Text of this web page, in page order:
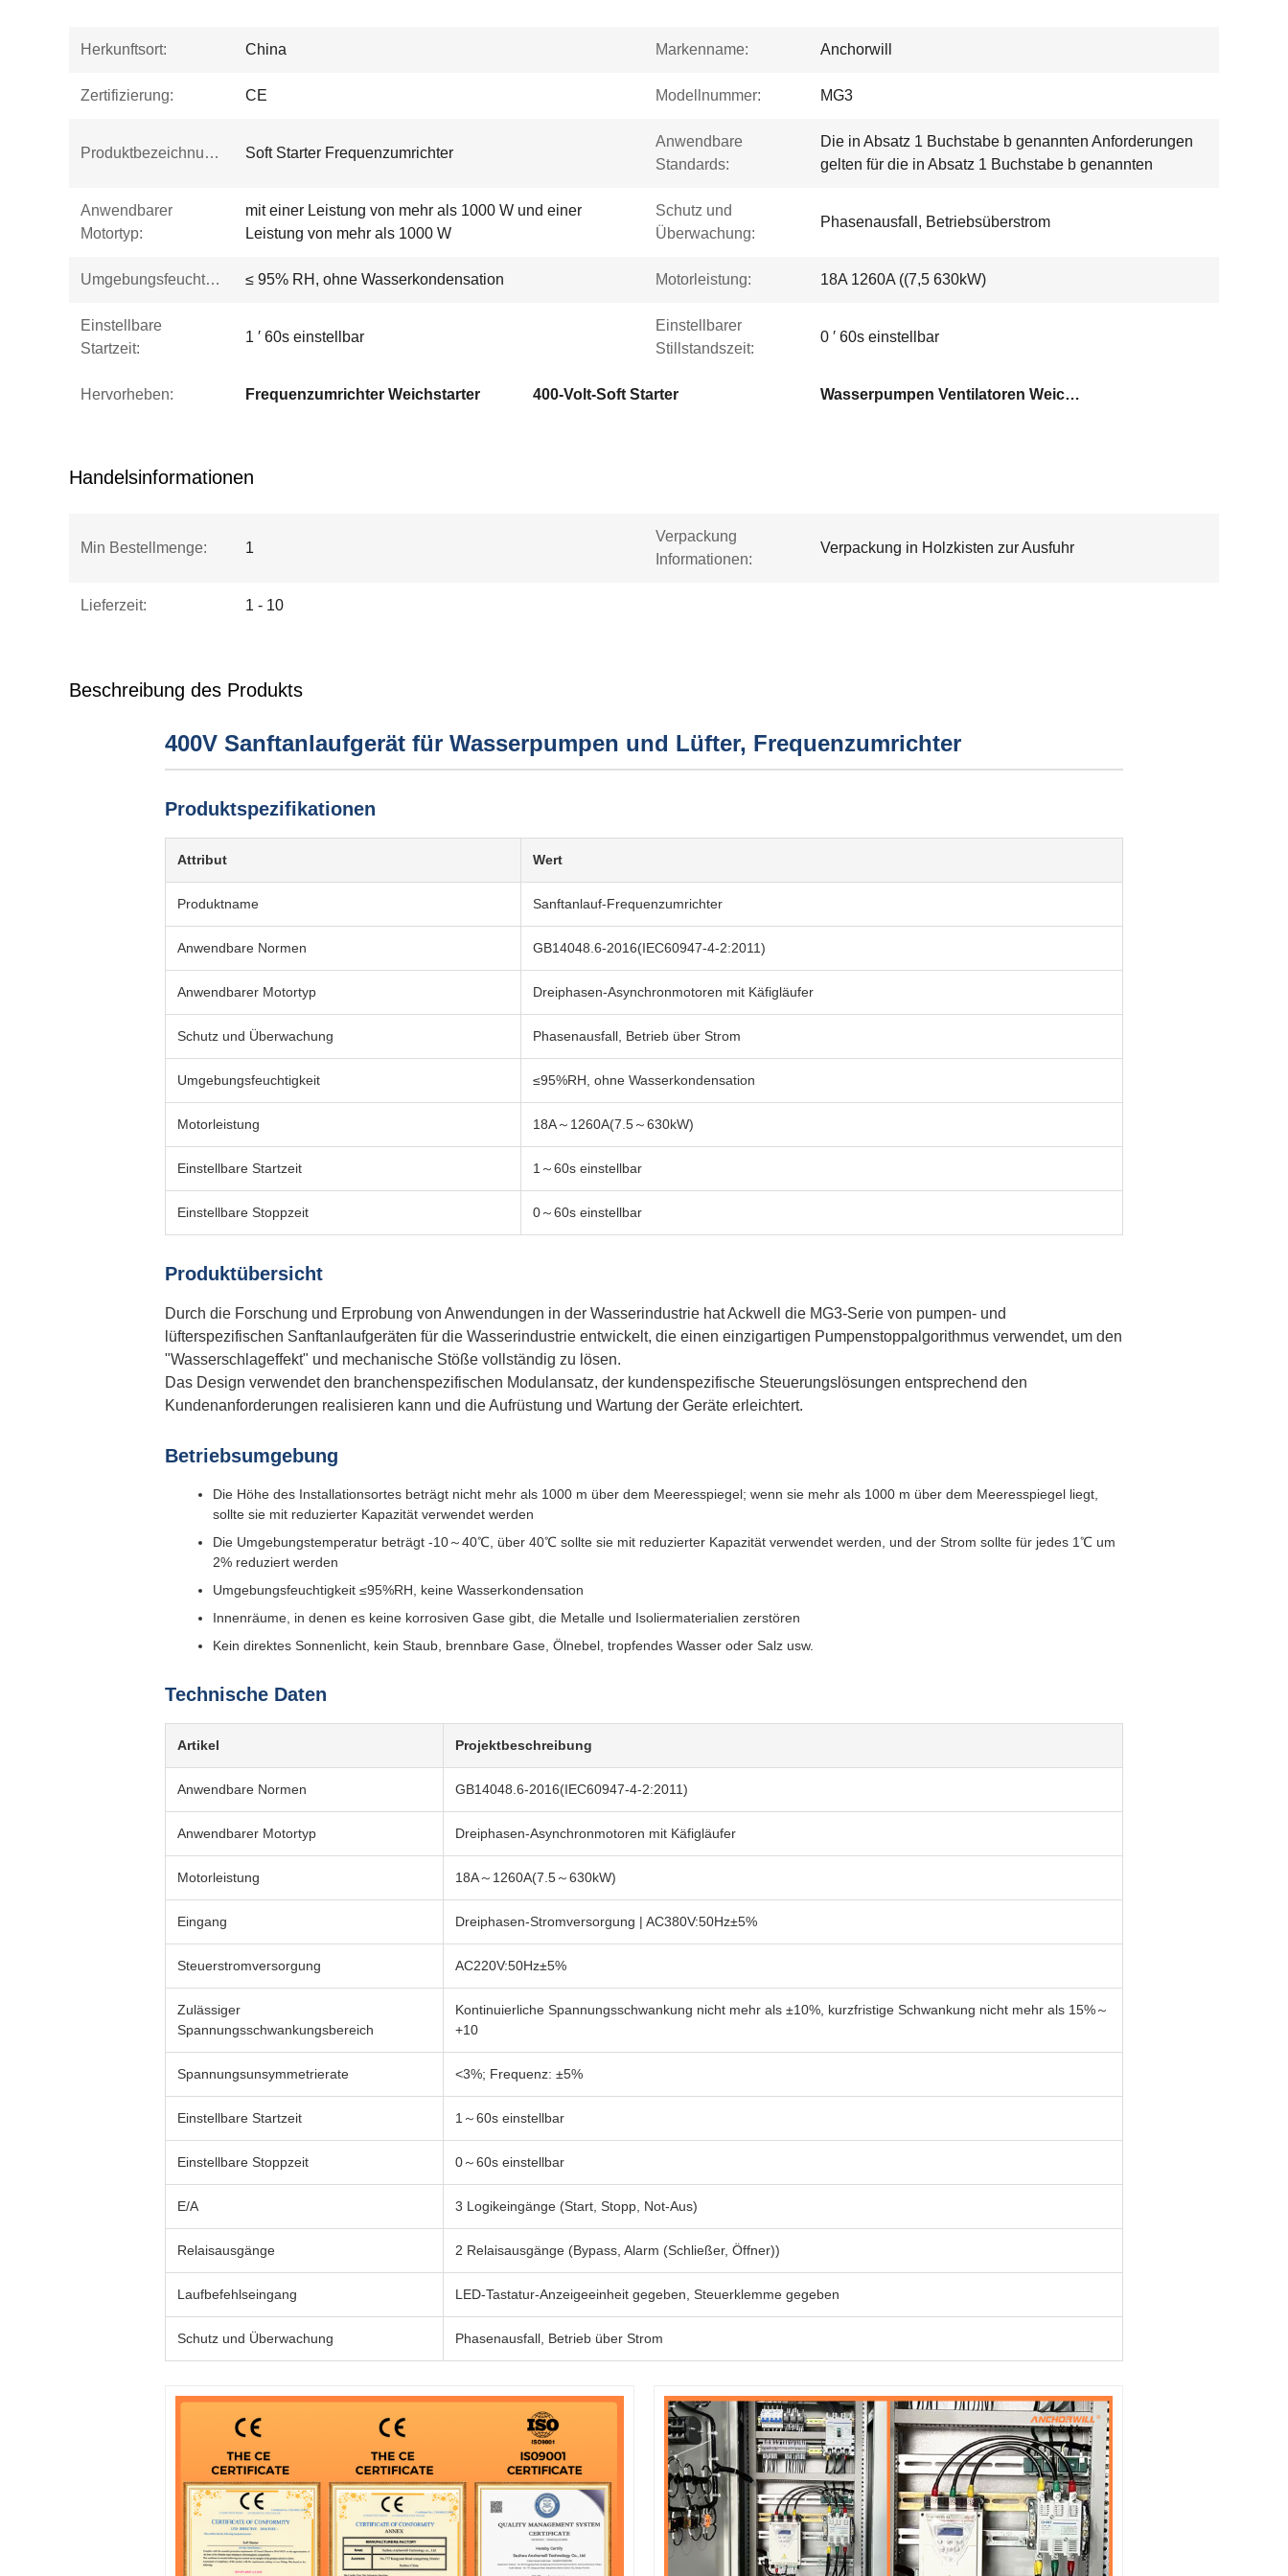
Herkunftsort: China Markenname: Anchorwill
Zertifizierung: CE Modellnummer: MG3
Produktbezeichnung: Soft Starter Frequenzumrichter
Anwendbare
Standards:
Die in Absatz 1 Buchstabe b genannten Anforderungen
gelten für die in Absatz 1 Buchstabe b genannten
Anwendbarer
Motortyp:
mit einer Leistung von mehr als 1000 W und einer
Leistung von mehr als 1000 W
Schutz und
Überwachung:
Phasenausfall, Betriebsüberstrom
Umgebungsfeuchtigkeit: ≤ 95% RH, ohne Wasserkondensation Motorleistung: 18A 1260A ((7,5 630kW)
Einstellbare
Startzeit:
1 ′ 60s einstellbar
Einstellbarer
Stillstandszeit:
0 ′ 60s einstellbar
Hervorheben: Frequenzumrichter Weichstarter 400-Volt-Soft Starter Wasserpumpen Ventilatoren Weichstarter
Handelsinformationen
Min Bestellmenge: 1
Verpackung
Informationen:
Verpackung in Holzkisten zur Ausfuhr
Lieferzeit: 1 - 10
Beschreibung des Produkts
400V Sanftanlaufgerät für Wasserpumpen und Lüfter, Frequenzumrichter
Produktspezifikationen
Attribut Wert
Produktname Sanftanlauf-Frequenzumrichter
Anwendbare Normen GB14048.6-2016(IEC60947-4-2:2011)
Anwendbarer Motortyp Dreiphasen-Asynchronmotoren mit Käfigläufer
Schutz und Überwachung Phasenausfall, Betrieb über Strom
Umgebungsfeuchtigkeit ≤95%RH, ohne Wasserkondensation
Motorleistung 18A～1260A(7.5～630kW)
Einstellbare Startzeit 1～60s einstellbar
Einstellbare Stoppzeit 0～60s einstellbar
Produktübersicht
Durch die Forschung und Erprobung von Anwendungen in der Wasserindustrie hat Ackwell die MG3-Serie von pumpen- und
lüfterspezifischen Sanftanlaufgeräten für die Wasserindustrie entwickelt, die einen einzigartigen Pumpenstoppalgorithmus verwendet, um den
"Wasserschlageffekt" und mechanische Stöße vollständig zu lösen.
Das Design verwendet den branchenspezifischen Modulansatz, der kundenspezifische Steuerungslösungen entsprechend den
Kundenanforderungen realisieren kann und die Aufrüstung und Wartung der Geräte erleichtert.
Betriebsumgebung
Die Höhe des Installationsortes beträgt nicht mehr als 1000 m über dem Meeresspiegel; wenn sie mehr als 1000 m über dem Meeresspiegel liegt,
sollte sie mit reduzierter Kapazität verwendet werden
Die Umgebungstemperatur beträgt -10～40℃, über 40℃ sollte sie mit reduzierter Kapazität verwendet werden, und der Strom sollte für jedes 1℃ um
2% reduziert werden
Umgebungsfeuchtigkeit ≤95%RH, keine Wasserkondensation
Innenräume, in denen es keine korrosiven Gase gibt, die Metalle und Isoliermaterialien zerstören
Kein direktes Sonnenlicht, kein Staub, brennbare Gase, Ölnebel, tropfendes Wasser oder Salz usw.
Technische Daten
Artikel Projektbeschreibung
Anwendbare Normen GB14048.6-2016(IEC60947-4-2:2011)
Anwendbarer Motortyp Dreiphasen-Asynchronmotoren mit Käfigläufer
Motorleistung 18A～1260A(7.5～630kW)
Eingang Dreiphasen-Stromversorgung | AC380V:50Hz±5%
Steuerstromversorgung AC220V:50Hz±5%
Zulässiger
Spannungsschwankungsbereich
Kontinuierliche Spannungsschwankung nicht mehr als ±10%, kurzfristige Schwankung nicht mehr als 15%～
+10
Spannungsunsymmetrierate <3%; Frequenz: ±5%
Einstellbare Startzeit 1～60s einstellbar
Einstellbare Stoppzeit 0～60s einstellbar
E/A 3 Logikeingänge (Start, Stopp, Not-Aus)
Relaisausgänge 2 Relaisausgänge (Bypass, Alarm (Schließer, Öffner))
Laufbefehlseingang LED-Tastatur-Anzeigeeinheit gegeben, Steuerklemme gegeben
Schutz und Überwachung Phasenausfall, Betrieb über Strom